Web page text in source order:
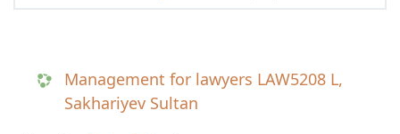
Management for lawyers LAW5208 L,
Sakhariyev Sultan